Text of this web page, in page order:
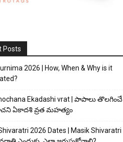
Posts
2026 | How, When & Why is it
Ekadashi vrat | పాపాలు తొలగించే
ఏకాదశి వ్రత మహత్యం
2026 Dates | Masik Shivaratri |